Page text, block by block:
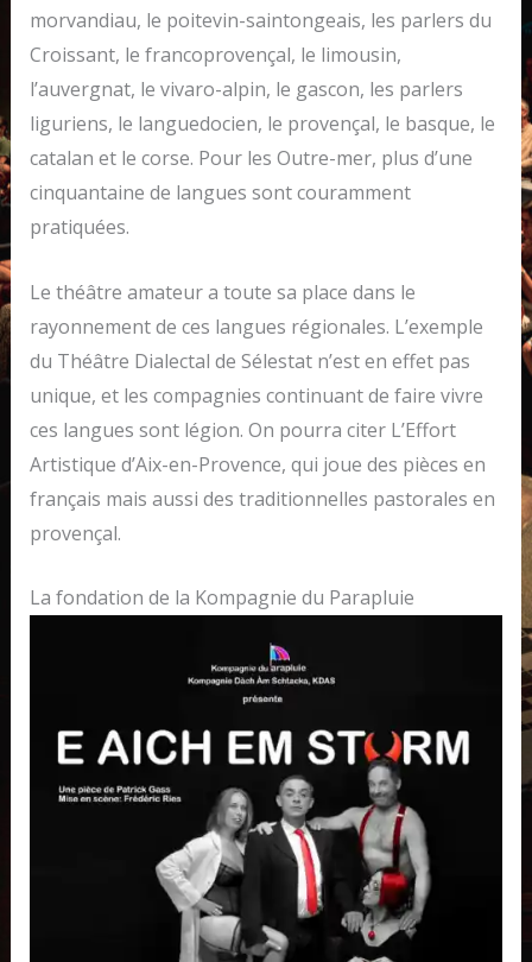
morvandiau, le poitevin-saintongeais, les parlers du
Croissant, le francoprovençal, le limousin,
l’auvergnat, le vivaro-alpin, le gascon, les parlers
liguriens, le languedocien, le provençal, le basque, le
catalan et le corse. Pour les Outre-mer, plus d’une
cinquantaine de langues sont couramment
pratiquées.
Le théâtre amateur a toute sa place dans le
rayonnement de ces langues régionales. L’exemple
du Théâtre Dialectal de Sélestat n’est en effet pas
unique, et les compagnies continuant de faire vivre
ces langues sont légion. On pourra citer L’Effort
Artistique d’Aix-en-Provence, qui joue des pièces en
français mais aussi des traditionnelles pastorales en
provençal.
La fondation de la Kompagnie du Parapluie